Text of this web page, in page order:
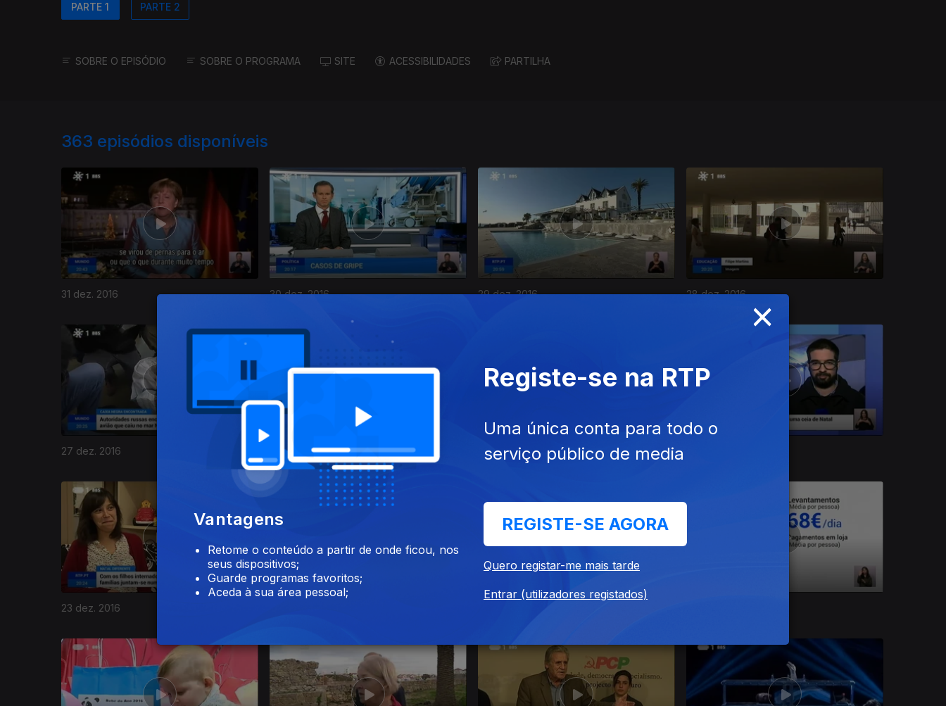
PARTE 1 PARTE 2
SOBRE O EPISÓDIO SOBRE O PROGRAMA SITE ACESSIBILIDADES PARTILHA
363 episódios disponíveis
31 dez. 2016 30 dez. 2016 29 dez. 2016 28 dez. 2016
27 dez. 2016 26 dez. 2016 25 dez. 2016
23 dez. 2016
265040
×
Vantagens
Retome o conteúdo a partir de onde ficou, nos
seus dispositivos;
Guarde programas favoritos;
Aceda à sua área pessoal;
Registe-se na RTP
Uma única conta para todo o
serviço público de media
REGISTE-SE AGORA
Quero registar-me mais tarde
Entrar (utilizadores registados)